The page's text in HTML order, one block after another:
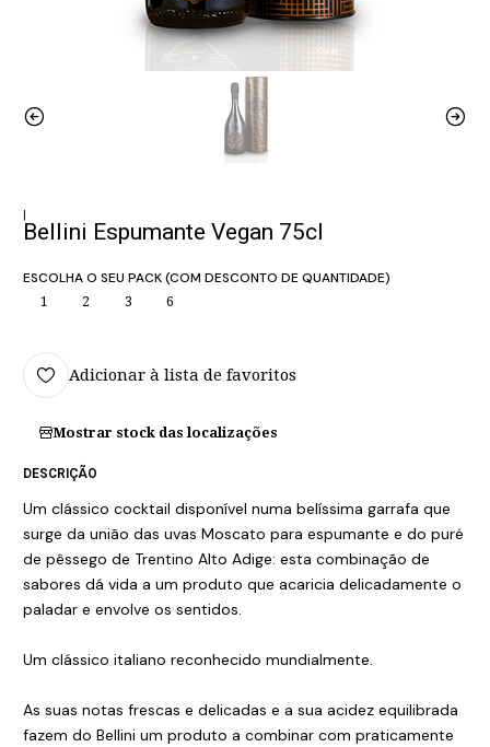
|
Bellini Espumante Vegan 75cl
ESCOLHA O SEU PACK (COM DESCONTO DE QUANTIDADE)
1 2 3 6
Adicionar à lista de favoritos
Mostrar stock das localizações
DESCRIÇÃO
Um clássico cocktail disponível numa belíssima garrafa que
surge da união das uvas Moscato para espumante e do puré
de pêssego de Trentino Alto Adige: esta combinação de
sabores dá vida a um produto que acaricia delicadamente o
paladar e envolve os sentidos.
Um clássico italiano reconhecido mundialmente.
As suas notas frescas e delicadas e a sua acidez equilibrada
fazem do Bellini um produto a combinar com praticamente